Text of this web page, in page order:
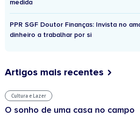
medida
PPR SGF Doutor Finanças: Invista no
dinheiro a trabalhar por si
Artigos mais recentes
Cultura e Lazer
O sonho de uma casa no campo